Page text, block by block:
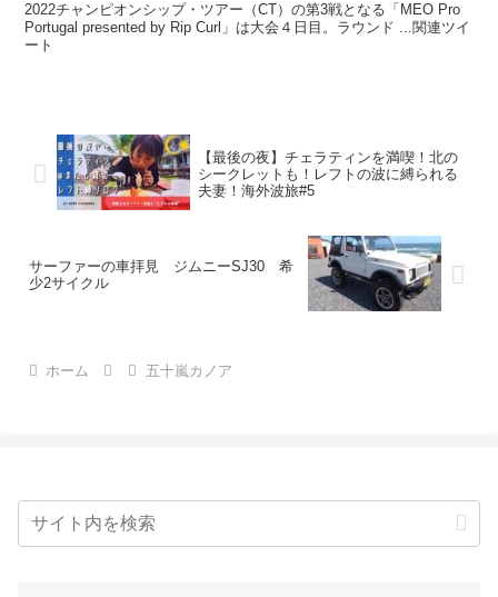
2022チャンピオンシップ・ツアー（CT）の第3戦となる「MEO Pro
Portugal presented by Rip Curl」は大会４日目。ラウンド ...関連ツイ
ート
【最後の夜】チェラティンを満喫！北の
シークレットも！レフトの波に縛られる
夫妻！海外波旅#5
サーファーの車拝見 ジムニーSJ30 希
少2サイクル
ホーム 五十嵐カノア